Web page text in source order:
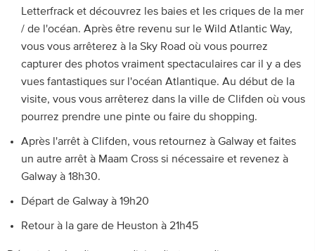
Letterfrack et découvrez les baies et les criques de la mer
/ de l'océan. Après être revenu sur le Wild Atlantic Way,
vous vous arrêterez à la Sky Road où vous pourrez
capturer des photos vraiment spectaculaires car il y a des
vues fantastiques sur l'océan Atlantique. Au début de la
visite, vous vous arrêterez dans la ville de Clifden où vous
pourrez prendre une pinte ou faire du shopping.
Après l'arrêt à Clifden, vous retournez à Galway et faites
un autre arrêt à Maam Cross si nécessaire et revenez à
Galway à 18h30.
Départ de Galway à 19h20
Retour à la gare de Heuston à 21h45